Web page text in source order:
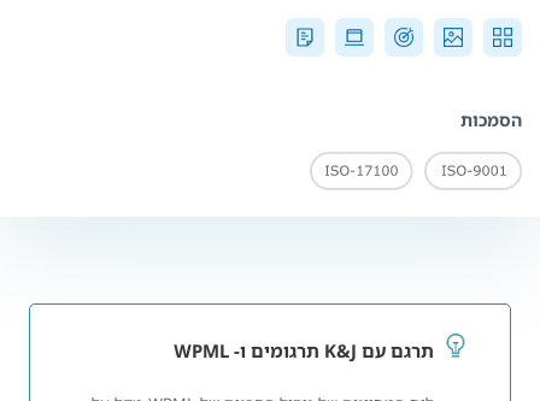
הסמכות
תרגם עם K&J תרגומים ו- WPML